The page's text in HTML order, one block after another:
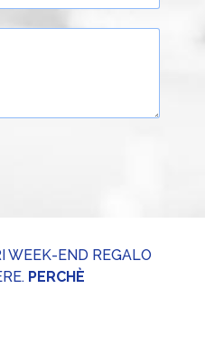
WEEK-END REGALO
PERCHÈ